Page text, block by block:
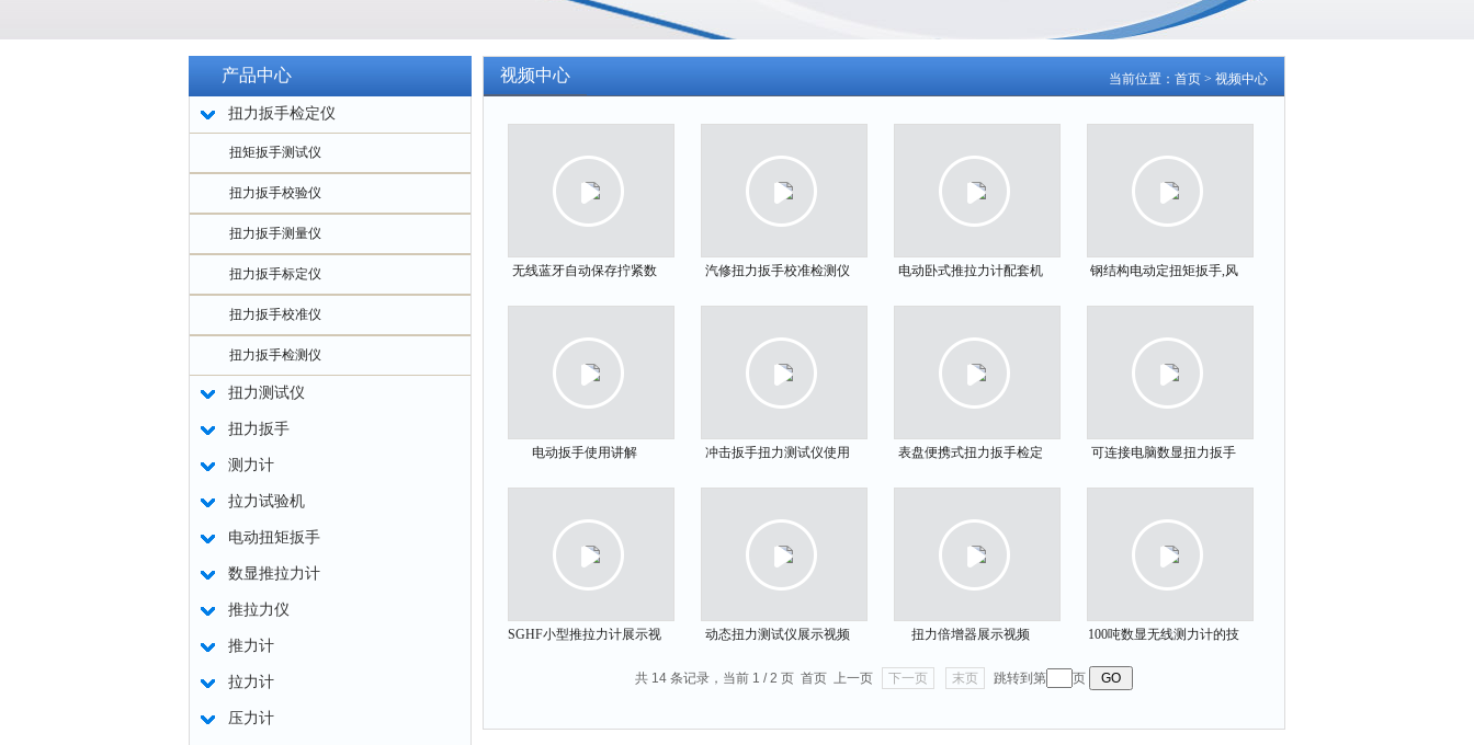
产品中心
扭力扳手检定仪
扭矩扳手测试仪
扭力扳手校验仪
扭力扳手测量仪
扭力扳手标定仪
扭力扳手校准仪
扭力扳手检测仪
扭力测试仪
扭力扳手
测力计
拉力试验机
电动扭矩扳手
数显推拉力计
推拉力仪
推力计
拉力计
压力计
当前位置： 首页 > 视频中心
视频中心
无线蓝牙自动保存拧紧数
汽修扭力扳手校准检测仪
电动卧式推拉力计配套机
钢结构电动定扭矩扳手,风
电动扳手使用讲解
冲击扳手扭力测试仪使用
表盘便携式扭力扳手检定
可连接电脑数显扭力扳手
SGHF小型推拉力计展示视
动态扭力测试仪展示视频 扭力倍增器展示视频
100吨数显无线测力计的技
共 14 条记录，当前 1 / 2 页 首页 上一页
下一页 末页 跳转到第 页